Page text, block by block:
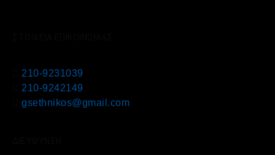
210-9231039
210-9242149
gsethnikos@gmail.com